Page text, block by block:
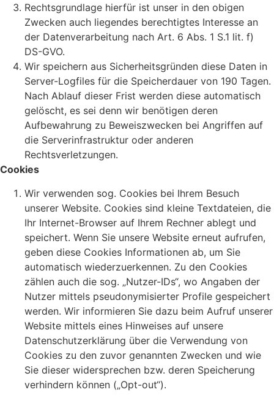
Rechtsgrundlage hierfür ist unser in den obigen
Zwecken auch liegendes berechtigtes Interesse an
der Datenverarbeitung nach Art. 6 Abs. 1 S.1 lit. f)
DS-GVO.
Wir speichern aus Sicherheitsgründen diese Daten in
Server-Logfiles für die Speicherdauer von 190 Tagen.
Nach Ablauf dieser Frist werden diese automatisch
gelöscht, es sei denn wir benötigen deren
Aufbewahrung zu Beweiszwecken bei Angriffen auf
die Serverinfrastruktur oder anderen
Rechtsverletzungen.
Cookies
Wir verwenden sog. Cookies bei Ihrem Besuch
unserer Website. Cookies sind kleine Textdateien, die
Ihr Internet-Browser auf Ihrem Rechner ablegt und
speichert. Wenn Sie unsere Website erneut aufrufen,
geben diese Cookies Informationen ab, um Sie
automatisch wiederzuerkennen. Zu den Cookies
zählen auch die sog. „Nutzer-IDs“, wo Angaben der
Nutzer mittels pseudonymisierter Profile gespeichert
werden. Wir informieren Sie dazu beim Aufruf unserer
Website mittels eines Hinweises auf unsere
Datenschutzerklärung über die Verwendung von
Cookies zu den zuvor genannten Zwecken und wie
Sie dieser widersprechen bzw. deren Speicherung
verhindern können („Opt-out“).